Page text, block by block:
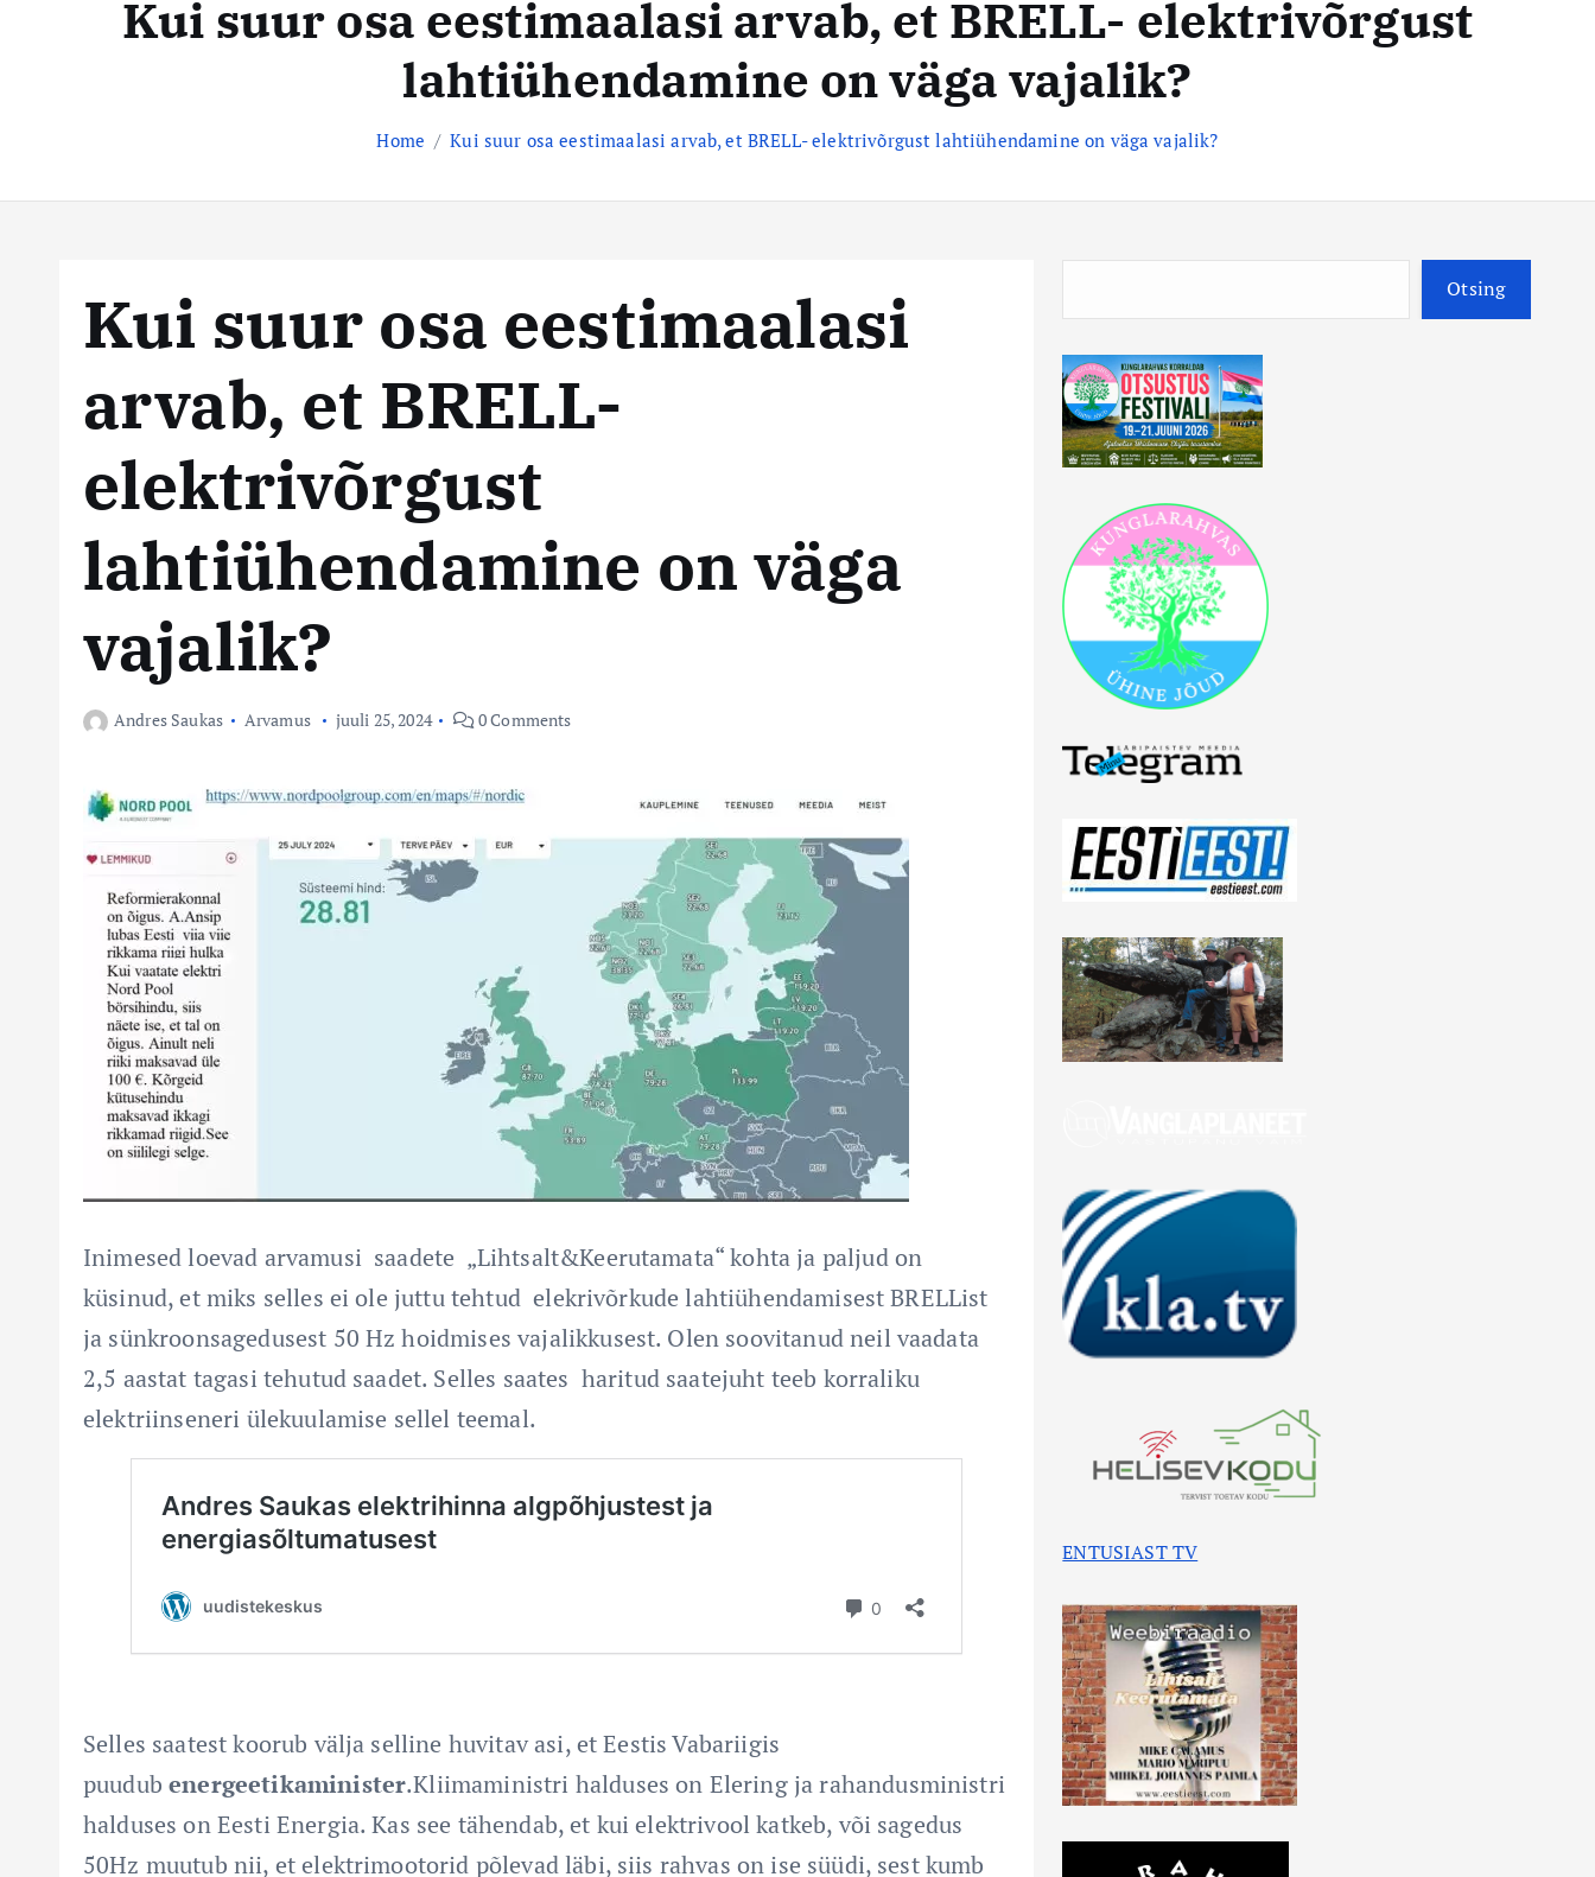
k
k
u
Kui suur osa eestimaalasi arvab, et BRELL- elektrivõrgust
lahtiühendamine on väga vajalik?
Home Kui suur osa eestimaalasi arvab, et BRELL- elektrivõrgust lahtiühendamine on väga vajalik?
Kui suur osa eestimaalasi
arvab, et BRELL-
elektrivõrgust
lahtiühendamine on väga
vajalik?
Andres Saukas Arvamus juuli 25, 2024 0 Comments
Inimesed loevad arvamusi saadete „Lihtsalt&Keerutamata“ kohta ja paljud on
küsinud, et miks selles ei ole juttu tehtud elekrivõrkude lahtiühendamisest BRELList
ja sünkroonsagedusest 50 Hz hoidmises vajalikkusest. Olen soovitanud neil vaadata
2,5 aastat tagasi tehutud saadet. Selles saates haritud saatejuht teeb korraliku
elektriinseneri ülekuulamise sellel teemal.
Selles saatest koorub välja selline huvitav asi, et Eestis Vabariigis
puudubenergeetikaminister.Kliimaministri halduses on Elering ja rahandusministri
halduses on Eesti Energia. Kas see tähendab, et kui elektrivool katkeb, või sagedus
50Hz muutub nii, et elektrimootorid põlevad läbi, siis rahvas on ise süüdi, sest kumb
i
Otsing
ENTUSIAST TV